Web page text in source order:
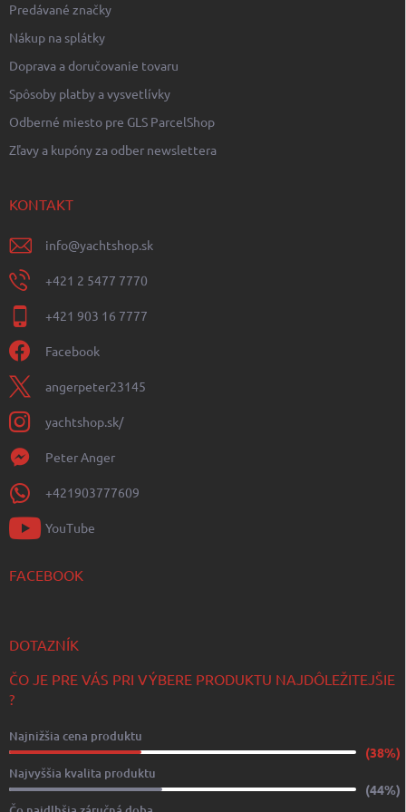
Predávané značky
Nákup na splátky
Doprava a doručovanie tovaru
Spôsoby platby a vysvetlívky
Odberné miesto pre GLS ParcelShop
Zľavy a kupóny za odber newslettera
KONTAKT
info@yachtshop.sk
+421 2 5477 7770
+421 903 16 7777
Facebook
angerpeter23145
yachtshop.sk/
Peter Anger
+421903777609
YouTube
FACEBOOK
DOTAZNÍK
ČO JE PRE VÁS PRI VÝBERE PRODUKTU NAJDÔLEŽITEJŠIE
?
Najnižšia cena produktu
(38%)
Najvyššia kvalita produktu
(44%)